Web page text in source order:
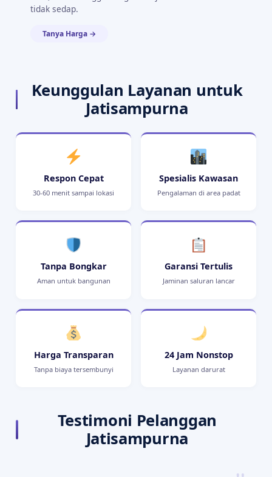
tidak sedap.
Tanya Harga →
Keunggulan Layanan untuk
Jatisampurna
Respon Cepat
30-60 menit sampai lokasi
Spesialis Kawasan
Pengalaman di area padat
Tanpa Bongkar
Aman untuk bangunan
Garansi Tertulis
Jaminan saluran lancar
Harga Transparan
Tanpa biaya tersembunyi
24 Jam Nonstop
Layanan darurat
Testimoni Pelanggan
Jatisampurna